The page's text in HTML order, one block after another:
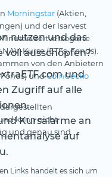
nutzen und das
voll ausschöpfen?
und
Zugriff auf alle
Kursalarme an
auf
Morningstar (Aktien,
und der Isarvest
zeitverzögerte
Kurse (ETFs, Fonds).
von den Anbietern
Fonds) undCoinGecko
kann nicht
und genau sind.
Links handelt es sich um